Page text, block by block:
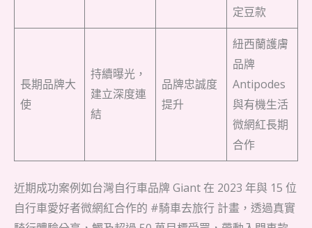
定豆款
長期品牌大
使
持續曝光，
建立深度連
結
品牌忠誠度
提升
紐西蘭護膚
品牌
Antipodes
與有機生活
微網紅長期
合作
近期成功案例如台灣自行車品牌 Giant 在 2023 年與 15 位
自行車愛好者微網紅合作的 #騎車去旅行 計畫，透過真實